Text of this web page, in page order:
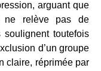
arguant que
ne relève pas de
soulignent toutefois
d’un groupe
claire, réprimée par